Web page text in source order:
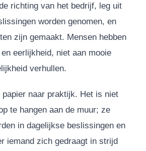
richting van het bedrijf, leg uit
worden genomen, en
zijn gemaakt. Mensen hebben
eerlijkheid, niet aan mooie
verhullen.
papier naar praktijk. Het is niet
te hangen aan de muur; ze
in dagelijkse beslissingen en
iemand zich gedraagt in strijd